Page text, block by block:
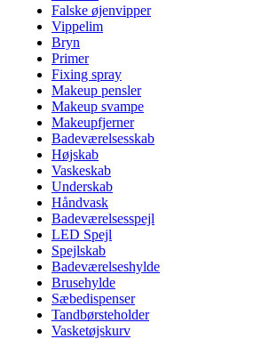
Falske øjenvipper
Vippelim
Bryn
Primer
Fixing spray
Makeup pensler
Makeup svampe
Makeupfjerner
Badeværelsesskab
Højskab
Vaskeskab
Underskab
Håndvask
Badeværelsesspejl
LED Spejl
Spejlskab
Badeværelseshylde
Brusehylde
Sæbedispenser
Tandbørsteholder
Vasketøjskurv